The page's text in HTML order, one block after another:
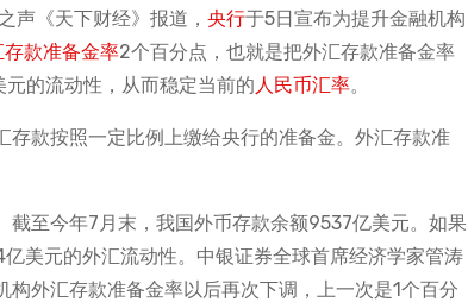
声《天下财经》报道， 央行于5日宣布为提升金融机构
存款准备金率2个百分点，也就是把外汇存款准备金率
的流动性，从而稳定当前的人民币汇率。
款按照一定比例上缴给央行的准备金。外汇存款准
至今年7月末，我国外币存款余额9537亿美元。如果
美元的外汇流动性。中银证券全球首席经济学家管涛
外汇存款准备金率以后再次下调，上一次是1个百分